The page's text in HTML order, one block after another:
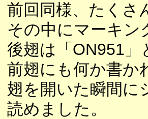
前回同様、たくさ
その中にマーキン
後翅は「ON951」
前翅にも何か書か
翅を開いた瞬間に
読めました。